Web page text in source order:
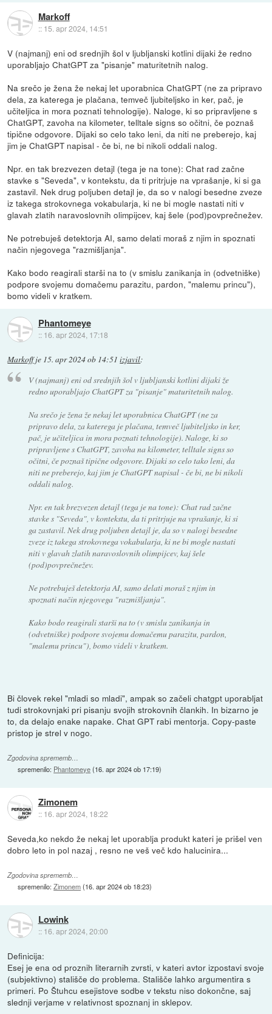
Markoff
:: 15. apr 2024, 14:51
V (najmanj) eni od srednjih šol v ljubljanski kotlini dijaki že redno
uporabljajo ChatGPT za "pisanje" maturitetnih nalog.
Na srečo je žena že nekaj let uporabnica ChatGPT (ne za pripravo
dela, za katerega je plačana, temveč ljubiteljsko in ker, pač, je
učiteljica in mora poznati tehnologije). Naloge, ki so pripravljene s
ChatGPT, zavoha na kilometer, telltale signs so očitni, če poznaš
tipične odgovore. Dijaki so celo tako leni, da niti ne preberejo, kaj
jim je ChatGPT napisal - če bi, ne bi nikoli oddali nalog.
Npr. en tak brezvezen detajl (tega je na tone): Chat rad začne
stavke s "Seveda", v kontekstu, da ti pritrjuje na vprašanje, ki si ga
zastavil. Nek drug poljuben detajl je, da so v nalogi besedne zveze
iz takega strokovnega vokabularja, ki ne bi mogle nastati niti v
glavah zlatih naravoslovnih olimpijcev, kaj šele (pod)povprečnežev.
Ne potrebuješ detektorja AI, samo delati moraš z njim in spoznati
način njegovega "razmišljanja".
Kako bodo reagirali starši na to (v smislu zanikanja in (odvetniške)
podpore svojemu domačemu parazitu, pardon, "malemu princu"),
bomo videli v kratkem.
Phantomeye
:: 16. apr 2024, 17:18
Markoffje 15. apr 2024 ob 14:51 izjavil:
V (najmanj) eni od srednjih šol v ljubljanski kotlini dijaki že
redno uporabljajo ChatGPT za "pisanje" maturitetnih nalog.
Na srečo je žena že nekaj let uporabnica ChatGPT (ne za
pripravo dela, za katerega je plačana, temveč ljubiteljsko in ker,
pač, je učiteljica in mora poznati tehnologije). Naloge, ki so
pripravljene s ChatGPT, zavoha na kilometer, telltale signs so
očitni, če poznaš tipične odgovore. Dijaki so celo tako leni, da
niti ne preberejo, kaj jim je ChatGPT napisal - če bi, ne bi nikoli
oddali nalog.
Npr. en tak brezvezen detajl (tega je na tone): Chat rad začne
stavke s "Seveda", v kontekstu, da ti pritrjuje na vprašanje, ki si
ga zastavil. Nek drug poljuben detajl je, da so v nalogi besedne
zveze iz takega strokovnega vokabularja, ki ne bi mogle nastati
niti v glavah zlatih naravoslovnih olimpijcev, kaj šele
(pod)povprečnežev.
Ne potrebuješ detektorja AI, samo delati moraš z njim in
spoznati način njegovega "razmišljanja".
Kako bodo reagirali starši na to (v smislu zanikanja in
(odvetniške) podpore svojemu domačemu parazitu, pardon,
"malemu princu"), bomo videli v kratkem.
Bi človek rekel "mladi so mladi", ampak so začeli chatgpt uporabljat
tudi strokovnjaki pri pisanju svojih strokovnih člankih. In bizarno je
to, da delajo enake napake. Chat GPT rabi mentorja. Copy-paste
pristop je strel v nogo.
Zgodovina sprememb…
spremenilo: Phantomeye(16. apr 2024 ob 17:19)
Zimonem
:: 16. apr 2024, 18:22
Seveda,ko nekdo že nekaj let uporablja produkt kateri je prišel ven
dobro leto in pol nazaj , resno ne veš več kdo halucinira...
Zgodovina sprememb…
spremenilo:Zimonem(16. apr 2024 ob 18:23)
Lowink
:: 16. apr 2024, 20:00
Definicija:
Esej je ena od proznih literarnih zvrsti, v kateri avtor izpostavi svoje
(subjektivno) stališče do problema. Stališče lahko argumentira s
primeri. Po Štuhcu esejistove sodbe v tekstu niso dokončne, saj
slednji verjame v relativnost spoznanj in sklepov.